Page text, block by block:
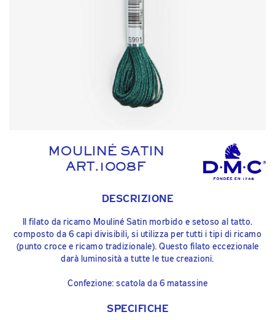
MOULINÉ SATIN
ART.1008F
DESCRIZIONE
Il filato da ricamo Mouliné Satin morbido e setoso al tatto.
composto da 6 capi divisibili, si utilizza per tutti i tipi di ricamo
(punto croce e ricamo tradizionale). Questo filato eccezionale
darà luminosità a tutte le tue creazioni.
Confezione: scatola da 6 matassine
SPECIFICHE